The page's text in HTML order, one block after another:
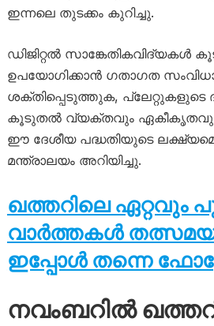
ഇന്നലെ തുടക്കം കുറിച്ചു.
ഡിജിറ്റൽ സാങ്കേതികവിദ്യകൾ
ഉപയോഗിക്കാൻ ഗതാഗത
ശക്തിപ്പെടുത്തുക, പ്ലേറ്റുകളുടെ
കൂടുതൽ വ്യക്തവും
ഈ ദേശീയ പദ്ധതിയുടെ
മന്ത്രാലയം അറിയിച്ചു.
ഖത്തറിലെ ഏറ്റവും
വാർത്തകൾ
ഇപ്പോൾ തന്നെ
നവംബറിൽ